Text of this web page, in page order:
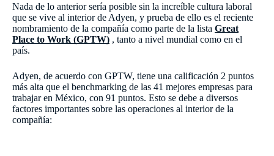
Nada de lo anterior sería posible sin la increíble cultura laboral
que se vive al interior de Adyen, y prueba de ello es el reciente
nombramiento de la compañía como parte de la lista Great
Place to Work (GPTW) , tanto a nivel mundial como en el
país.
Adyen, de acuerdo con GPTW, tiene una calificación 2 puntos
más alta que el benchmarking de las 41 mejores empresas para
trabajar en México, con 91 puntos. Esto se debe a diversos
factores importantes sobre las operaciones al interior de la
compañía: